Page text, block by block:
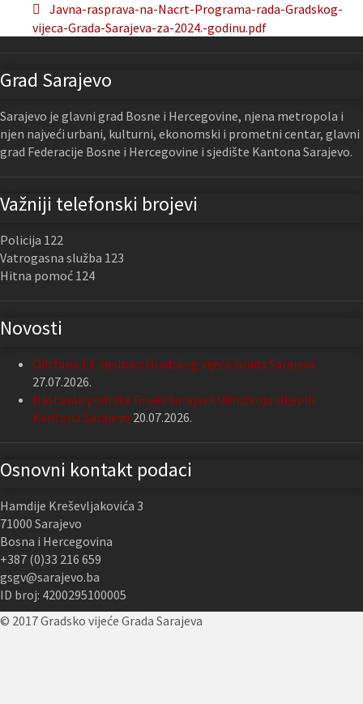
Javna-rasprava-na-Nacrt-Programa-rada-Gradskog-
vijeca-Grada-Sarajeva-za-2024.-godinu.pdf
Grad Sarajevo
Sarajevo je glavni grad Bosne i Hercegovine, njena metropola i
njen najveći urbani, kulturni, ekonomski i prometni centar, glavni
grad Federacije Bosne i Hercegovine i sjedište Kantona Sarajevo.
Važniji telefonski brojevi
Policija 122
Vatrogasna služba 123
Hitna pomoć 124
Novosti
Održana 13. sjednica Gradskog vijeća Grada Sarajeva
27.07.2026.
Nastavak podrške Grada Sarajeva Udruženju slijepih
Kantona Sarajevo 20.07.2026.
Osnovni kontakt podaci
Hamdije Kreševljakovića 3
71000 Sarajevo
Bosna i Hercegovina
+387 (0)33 216 659
gsgv@sarajevo.ba
ID broj: 4200295100005
© 2017 Gradsko vijeće Grada Sarajeva